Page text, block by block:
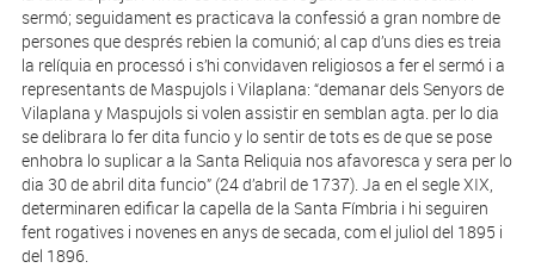
sermó; seguidament es practicava la confessió a gran nombre de
persones que després rebien la comunió; al cap d’uns dies es treia
la relíquia en processó i s’hi convidaven religiosos a fer el sermó i a
representants de Maspujols i Vilaplana: “demanar dels Senyors de
Vilaplana y Maspujols si volen assistir en semblan agta. per lo dia
se delibrara lo fer dita funcio y lo sentir de tots es de que se pose
enhobra lo suplicar a la Santa Reliquia nos afavoresca y sera per lo
dia 30 de abril dita funcio” (24 d’abril de 1737). Ja en el segle XIX,
determinaren edificar la capella de la Santa Fímbria i hi seguiren
fent rogatives i novenes en anys de secada, com el juliol del 1895 i
del 1896.